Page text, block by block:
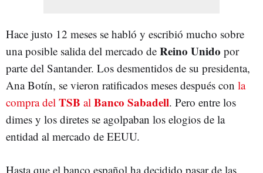
Hace justo 12 meses se habló y escribió mucho sobre
una posible salida del mercado de Reino Unido por
parte del Santander. Los desmentidos de su presidenta,
Ana Botín, se vieron ratificados meses después con la
compra del TSB al Banco Sabadell. Pero entre los
dimes y los diretes se agolpaban los elogios de la
entidad al mercado de EEUU.
Hasta que el banco español ha decidido pasar de las